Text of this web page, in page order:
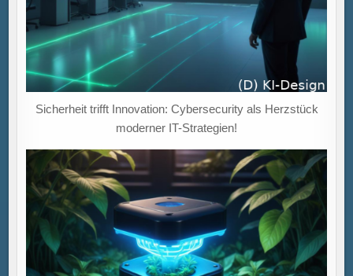
Sicherheit trifft Innovation: Cybersecurity als Herzstück
moderner IT-Strategien!